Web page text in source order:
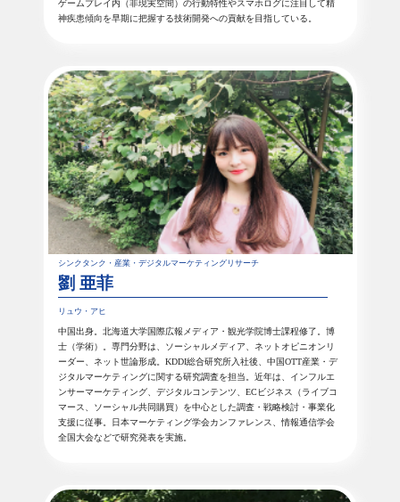
ゲームプレイ内（非現実空間）の行動特性やスマホログに注目して精
神疾患傾向を早期に把握する技術開発への貢献を目指している。
シンクタンク・産業・デジタルマーケティングリサーチ
劉 亜菲
リュウ・アヒ
中国出身。北海道大学国際広報メディア・観光学院博士課程修了。博
士（学術）。専門分野は、ソーシャルメディア、ネットオピニオンリ
ーダー、ネット世論形成。KDDI総合研究所入社後、中国OTT産業・デ
ジタルマーケティングに関する研究調査を担当。近年は、インフルエ
ンサーマーケティング、デジタルコンテンツ、ECビジネス（ライブコ
マース、ソーシャル共同購買）を中心とした調査・戦略検討・事業化
支援に従事。日本マーケティング学会カンファレンス、情報通信学会
全国大会などで研究発表を実施。